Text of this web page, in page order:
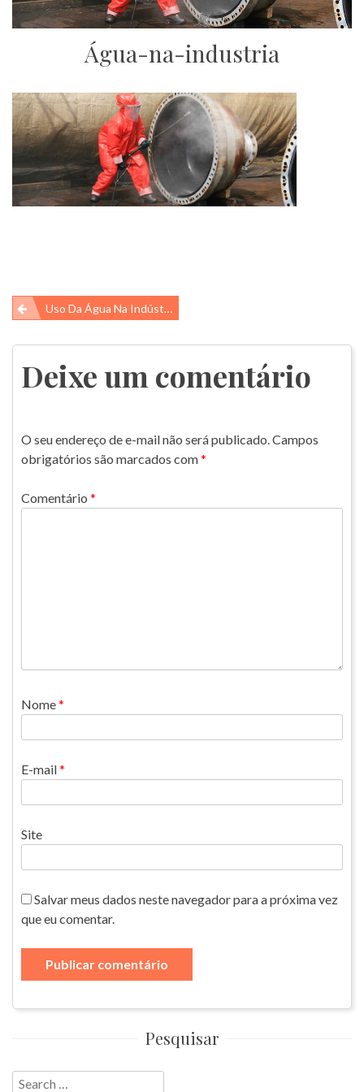
Água-na-industria
Navegação
de
Post
Uso Da Água Na Indústria
Deixe um comentário
O seu endereço de e-mail não será publicado.Campos
obrigatórios são marcados com*
Comentário *
Nome*
E-mail*
Site
Salvar meus dados neste navegador para a próxima vez
que eu comentar.
Pesquisar
Search